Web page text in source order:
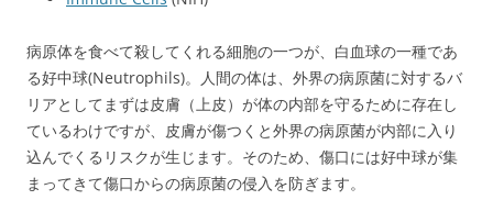
病原体を食べて殺してくれる細胞の一つが、白血球の一種であ
る好中球(Neutrophils)。人間の体は、外界の病原菌に対するバ
リアとしてまずは皮膚（上皮）が体の内部を守るために存在し
ているわけですが、皮膚が傷つくと外界の病原菌が内部に入り
込んでくるリスクが生じます。そのため、傷口には好中球が集
まってきて傷口からの病原菌の侵入を防ぎます。